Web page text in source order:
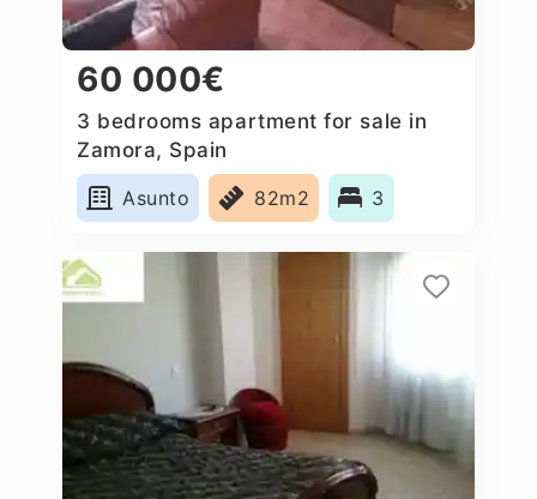
60 000€
3 bedrooms apartment for sale in
Zamora, Spain
Asunto
82m2 3